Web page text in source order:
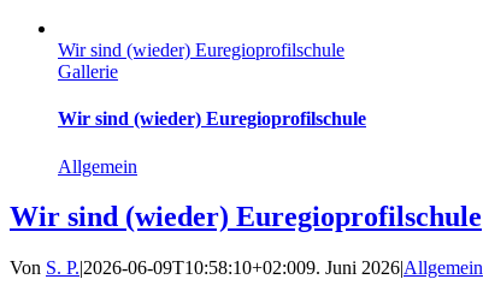
Wir sind (wieder) Euregioprofilschule
Gallerie
Wir sind (wieder) Euregioprofilschule
Allgemein
Wir sind (wieder) Euregioprofilschule
Von S. P.|2026-06-09T10:58:10+02:009. Juni 2026|Allgemein